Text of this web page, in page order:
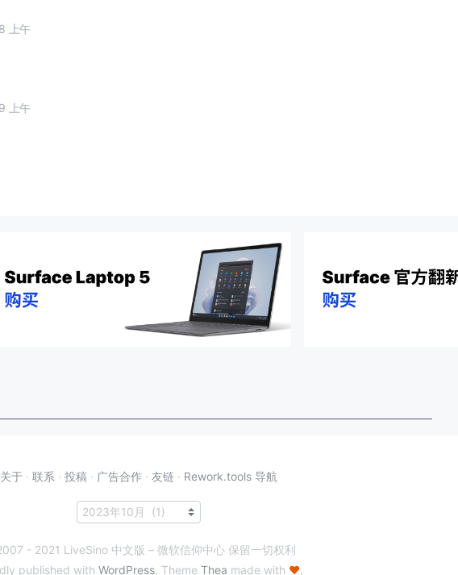
上午
上午
关于 · 联系 · 投稿 · 广告合作 · 友链 · Rework.tools 导航
- 2021 LiveSino 中文版 – 微软信仰中心 保留一切权利
published with WordPress. Theme Thea made with ♥.